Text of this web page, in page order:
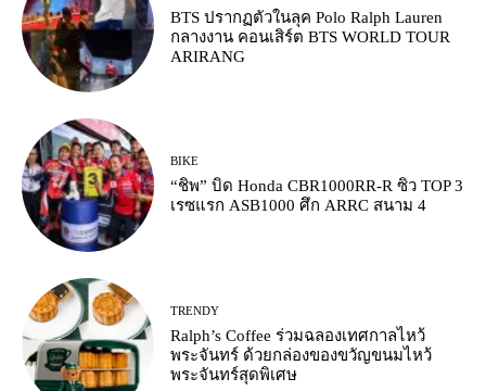
BTS ปรากฏตัวในลุค Polo Ralph Lauren
กลางงาน คอนเสิร์ต BTS WORLD TOUR
ARIRANG
BIKE
“ชิพ” บิด Honda CBR1000RR-R ซิว TOP 3
เรซแรก ASB1000 ศึก ARRC สนาม 4
TRENDY
Ralph’s Coffee ร่วมฉลองเทศกาลไหว้
พระจันทร์ ด้วยกล่องของขวัญขนมไหว้
พระจันทร์สุดพิเศษ